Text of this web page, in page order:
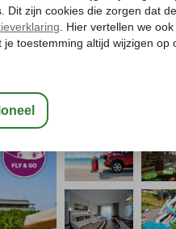
Gratis annuleren*